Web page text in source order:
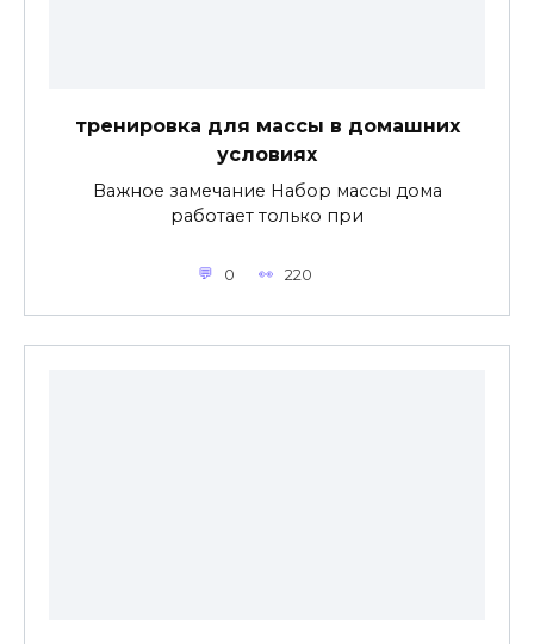
тренировка для массы в домашних
условиях
Важное замечание Набор массы дома
работает только при
0 220